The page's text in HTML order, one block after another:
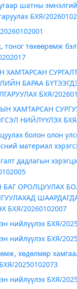
шатны
БХЯ/
төхөөрөмж
БАРАА
БХЯ/
ХАМТАРСАН
НИЙЛҮҮЛЭХ
болон олон
материал
дадлагын
ОРОЛЦУУЛАХ
БХЯ/20260102007
нийлүүлэх БХЯ/
нийлүүлэх БХЯ/
хөдөлмөр
20250102073
нийлүүлэх БХЯ/